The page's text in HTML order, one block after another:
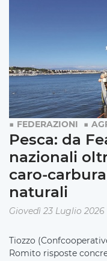
FEDERAZIONI
Pesca: da
nazionali
caro-
naturali
Giovedì 23 Luglio 2026
Tiozzo
Romito risposte